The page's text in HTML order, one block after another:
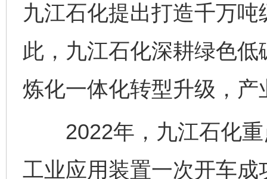
九江石化提出打造千万
此，九江石化深耕绿色
炼化一体化转型升级，
2022年，九江石化重
工业应用装置一次开车